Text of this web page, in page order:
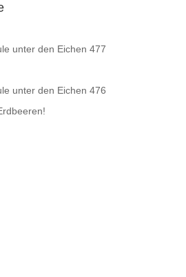
unter den Eichen 477
unter den Eichen 476